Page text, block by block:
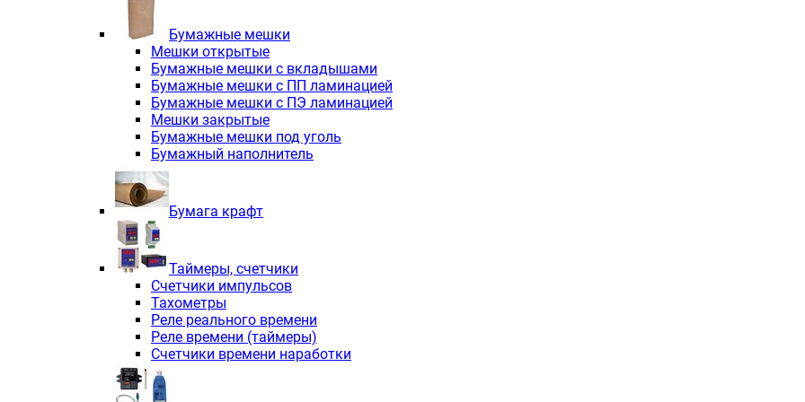
Электродвигатели асинхронные трёхфазные с тормозом INNOVARI
Электродвигатели асинхронные трёхфазные взрывозащищенные INNOVARI
Трехфазные асинхронные электродвигатели INNORED
Независимая вентиляция INNORED
Взрывозащищенная независимая вентиляция INNOVARI
Одноступенчатые цилиндрические редукторы INNORED
Экономичные червячные редукторы INNORED в квадратном корпусе
Компактные мотор-редукторы INNORED
Компактные мотор-редукторы INNORED MC
Вибраторы INNORED
Вариаторы INNORED
Бумажные мешки
Мешки открытые
Бумажные мешки с вкладышами
Бумажные мешки с ПП ламинацией
Бумажные мешки с ПЭ ламинацией
Мешки закрытые
Бумажные мешки под уголь
Бумажный наполнитель
Бумага крафт
Таймеры, счетчики
Счетчики импульсов
Тахометры
Реле реального времени
Реле времени (таймеры)
Счетчики времени наработки